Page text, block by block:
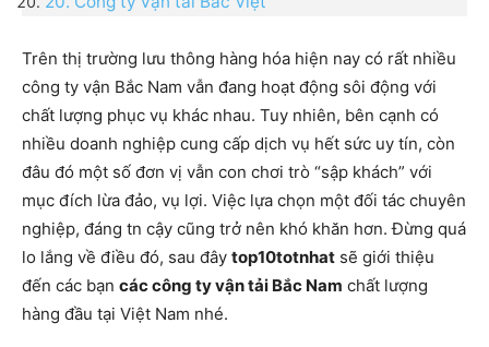
Trên thị trường lưu thông hàng hóa hiện nay có rất nhiều
công ty vận Bắc Nam vẫn đang hoạt động sôi động với
chất lượng phục vụ khác nhau. Tuy nhiên, bên cạnh có
nhiều doanh nghiệp cung cấp dịch vụ hết sức uy tín, còn
đâu đó một số đơn vị vẫn con chơi trò “sập khách” với
mục đích lừa đảo, vụ lợi. Việc lựa chọn một đối tác chuyên
nghiệp, đáng tn cậy cũng trở nên khó khăn hơn. Đừng quá
lo lắng về điều đó, sau đây top10totnhat sẽ giới thiệu
đến các bạn các công ty vận tải Bắc Nam chất lượng
hàng đầu tại Việt Nam nhé.